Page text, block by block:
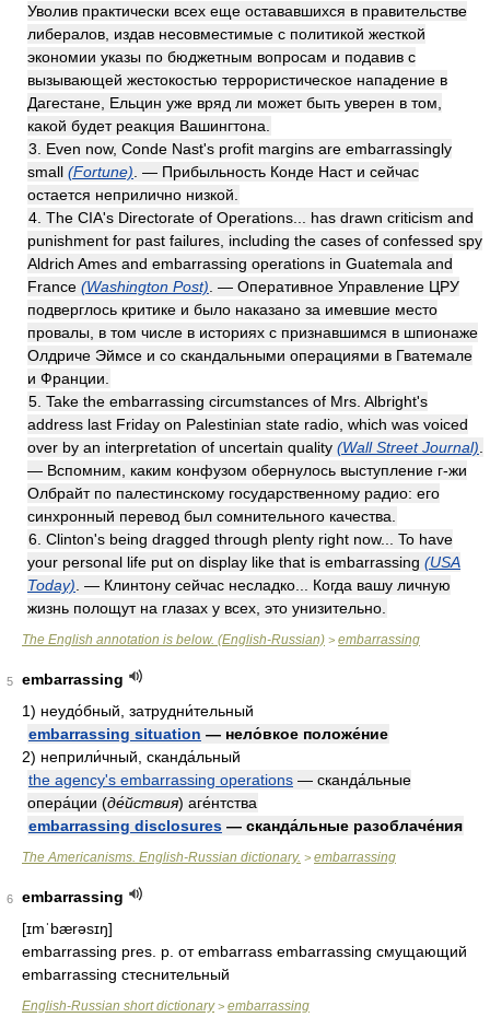
Уволив практически всех еще остававшихся в правительстве
либералов, издав несовместимые с политикой жесткой
экономии указы по бюджетным вопросам и подавив с
вызывающей жестокостью террористическое нападение в
Дагестане, Ельцин уже вряд ли может быть уверен в том,
какой будет реакция Вашингтона.
3. Even now, Conde Nast's profit margins are embarrassingly
small (Fortune) . — Прибыльность Конде Наст и сейчас
остается неприлично низкой.
4. The CIA's Directorate of Operations... has drawn criticism and
punishment for past failures, including the cases of confessed spy
Aldrich Ames and embarrassing operations in Guatemala and
France (Washington Post) . — Оперативное Управление ЦРУ
подверглось критике и было наказано за имевшие место
провалы, в том числе в историях с признавшимся в шпионаже
Олдриче Эймсе и со скандальными операциями в Гватемале
и Франции.
5. Take the embarrassing circumstances of Mrs. Albright's
address last Friday on Palestinian state radio, which was voiced
over by an interpretation of uncertain quality (Wall Street Journal)
— Вспомним, каким конфузом обернулось выступление г-жи
Олбрайт по палестинскому государственному радио: его
синхронный перевод был сомнительного качества.
6. Clinton's being dragged through plenty right now... To have
your personal life put on display like that is embarrassing (USA
Today) . — Клинтону сейчас несладко... Когда вашу личную
жизнь полощут на глазах у всех, это унизительно.
The English annotation is below. (English-Russian) > embarrassing
5
embarrassing
1) неудо́бный, затрудни́тельный
embarrassing situation — нело́вкое положе́ние
2) неприли́чный, сканда́льный
the agency's embarrassing operations — сканда́льные
опера́ции (де́йствия) аге́нтства
embarrassing disclosures — сканда́льные разоблаче́ния
The Americanisms. English-Russian dictionary. > embarrassing
6
embarrassing
[ɪmˈbærəsɪŋ]
embarrassing pres. p. от embarrass embarrassing смущающий
embarrassing стеснительный
English-Russian short dictionary> embarrassing